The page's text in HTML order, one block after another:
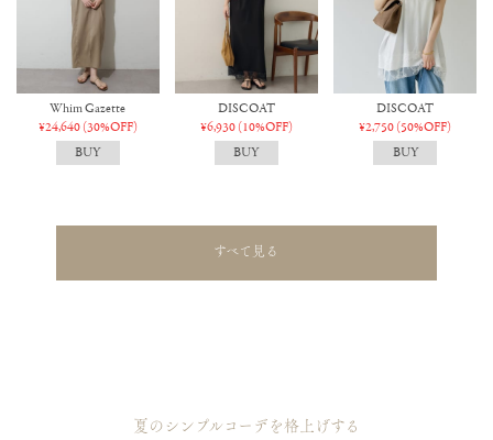
Whim Gazette
¥24,640 (30%OFF)
DISCOAT
¥6,930 (10%OFF)
DISCOAT
¥2,750 (50%OFF)
すべて見る
夏のシンプルコーデを格上げする